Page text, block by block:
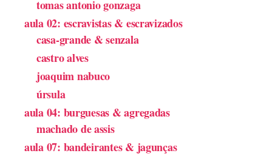
tomas antonio gonzaga
aula 02: escravistas & escravizados
casa-grande & senzala
castro alves
joaquim nabuco
úrsula
aula 04: burguesas & agregadas
machado de assis
aula 07: bandeirantes & jagunças